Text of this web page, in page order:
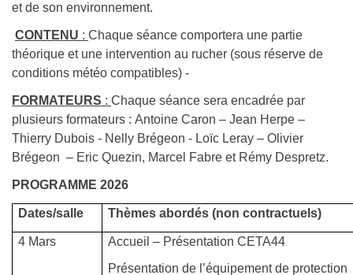
et de son environnement.
CONTENU : Chaque séance comportera une partie
théorique et une intervention au rucher (sous réserve de
conditions météo compatibles) -
FORMATEURS : Chaque séance sera encadrée par
plusieurs formateurs : Antoine Caron – Jean Herpe –
Thierry Dubois - Nelly Brégeon - Loïc Leray – Olivier
Brégeon – Eric Quezin, Marcel Fabre et Rémy Despretz.
PROGRAMME 2026
Dates/salle Thèmes abordés (non contractuels)
4 Mars
Accueil – Présentation CETA44
Présentation de l’équipement de protection